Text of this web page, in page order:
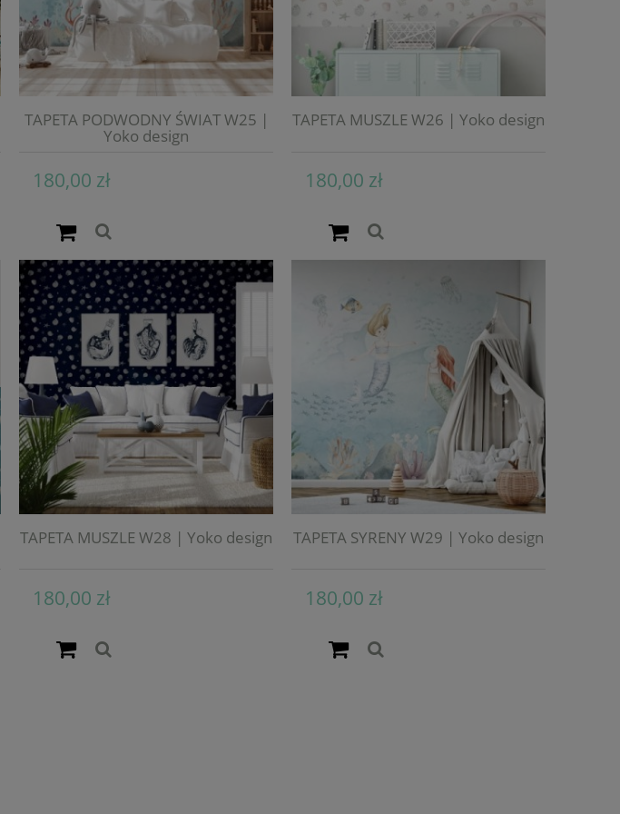
TAPETA PODWODNY ŚWIAT W25 |
Yoko design
180,00 zł
TAPETA MUSZLE W26 | Yoko design
180,00 zł
TAPETA MUSZLE W28 | Yoko design
180,00 zł
TAPETA SYRENY W29 | Yoko design
180,00 zł